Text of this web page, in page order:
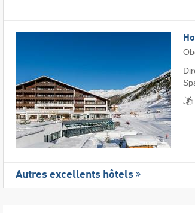
Autres excellents hôtels